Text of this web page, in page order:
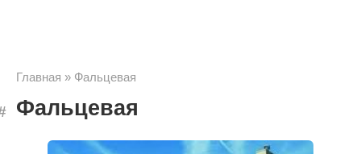
Главная » Фальцевая
Фальцевая